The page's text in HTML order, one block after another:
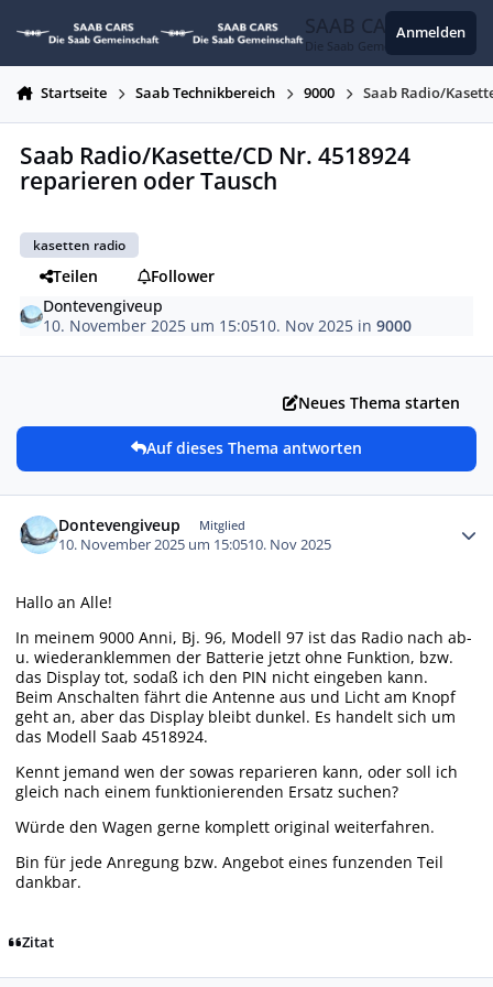
SAAB CARS
Die Saab Gemeinschaft
Anmelden
Startseite Saab Technikbereich 9000 Saab Radio/
Saab Radio/Kasette/CD Nr. 4518924
reparieren oder Tausch
kasetten radio
Teilen
Follower
Dontevengiveup
10. November 2025 um 15:0510. Nov 2025 in9000
Neues Thema starten
Auf dieses Thema antworten
Dontevengiveup Mitglied
10. November 2025 um 15:0510. Nov 2025
Hallo an Alle!
In meinem 9000 Anni, Bj. 96, Modell 97 ist das Radio nach ab-
u. wiederanklemmen der Batterie jetzt ohne Funktion, bzw.
das Display tot, sodaß ich den PIN nicht eingeben kann.
Beim Anschalten fährt die Antenne aus und Licht am Knopf
geht an, aber das Display bleibt dunkel. Es handelt sich um
das Modell Saab 4518924.
Kennt jemand wen der sowas reparieren kann, oder soll ich
gleich nach einem funktionierenden Ersatz suchen?
Würde den Wagen gerne komplett original weiterfahren.
Bin für jede Anregung bzw. Angebot eines funzenden Teil
dankbar.
Zitat